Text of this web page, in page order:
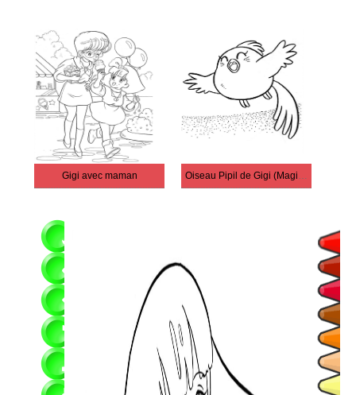
Gigi avec maman Oiseau Pipil de Gigi (Magical Princess Minky Momo)